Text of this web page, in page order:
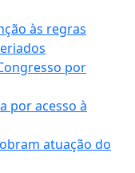
às regras
por
por acesso à
atuação do